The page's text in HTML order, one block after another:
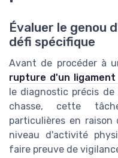
Évaluer le genou
défi spécifique
Avant de procéder à
rupture d'un ligament
le diagnostic précis
chasse, cette
particulières en
niveau d'activité
faire preuve de